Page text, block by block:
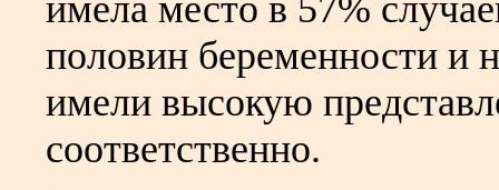
имела место в 57%
половин беременности и
имели высокую
соответственно.